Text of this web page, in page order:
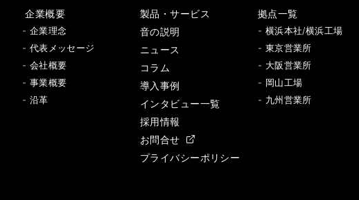
企業概要
- 企業理念
- 代表メッセージ
- 会社概要
- 事業概要
- 沿革
製品・サービス
音の説明
ニュース
コラム
導入事例
インタビュー一覧
採用情報
お問合せ
プライバシーポリシー
拠点一覧
- 横浜本社/横浜工場
- 東京営業所
- 大阪営業所
- 岡山工場
- 九州営業所